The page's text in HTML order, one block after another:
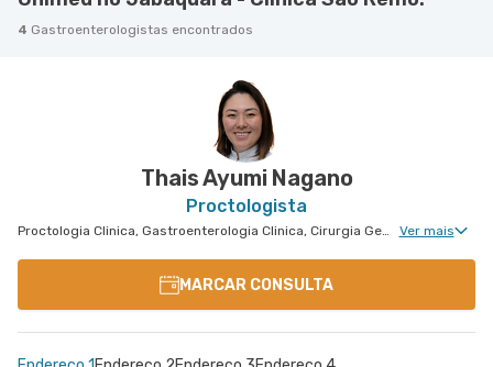
4 Gastroenterologistas encontrados
Thais Ayumi Nagano
Proctologista
Proctologia Clinica, Gastroenterologia Clinica, Cirurgia Geral, Cirurgia Bariátrica, Cirurgia do Aparelho Digestivo Ver mais
MARCAR CONSULTA